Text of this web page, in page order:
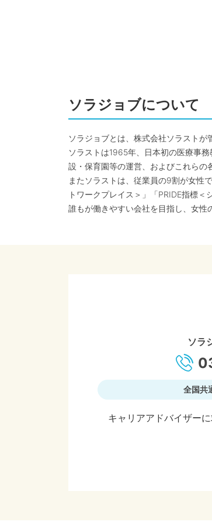
ソラジョブについて
ソラジョブとは、株式会社ソラストが
ソラストは1965年、日本初の医療事
設・保育園等の運営、およびこれらの
またソラストは、従業員の9割が女性
トワークプレイス＞」「PRIDE指標＜
誰もが働きやすい会社を目指し、女性
ソラ
全国共
キャリアアドバイザー